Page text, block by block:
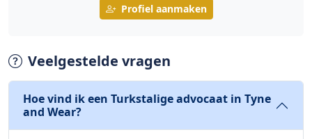
Profiel aanmaken
Veelgestelde vragen
Hoe vind ik een Turkstalige advocaat in Tyne
and Wear?